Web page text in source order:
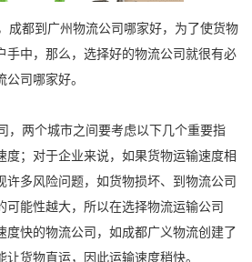
都到广州物流公司哪家好，为了使货物
手中，那么，选择好的物流公司就很有必
司哪家好。
两个城市之间要考虑以下几个重要指
度；对于企业来说，如果货物运输速度相
许多风险问题，如货物损坏、到物流公司
可能性越大，所以在选择物流运输公司
度快的物流公司，如成都广义物流创建了
货物直运，因此运输速度稍快。